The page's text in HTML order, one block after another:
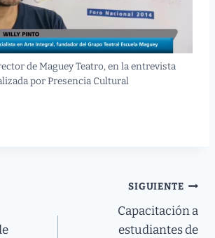
de Maguey Teatro, en la entrevista
por Presencia Cultural
SIGUIENTE
Capacitación a
estudiantes de